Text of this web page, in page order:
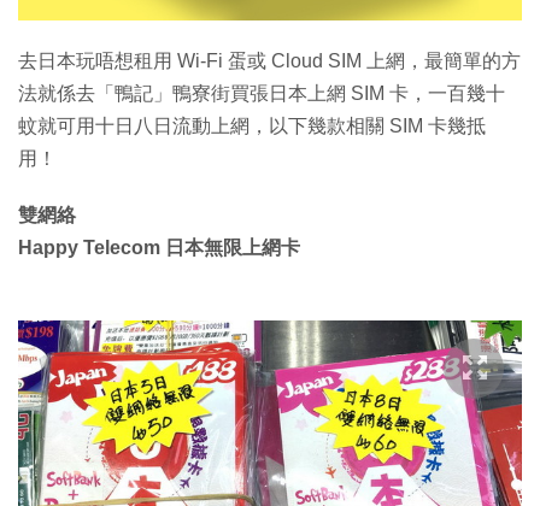
去日本玩唔想租用 Wi-Fi 蛋或 Cloud SIM 上網，最簡單的方
法就係去「鴨記」鴨寮街買張日本上網 SIM 卡，一百幾十
蚊就可用十日八日流動上網，以下幾款相關 SIM 卡幾抵
用！
雙網絡
Happy Telecom 日本無限上網卡